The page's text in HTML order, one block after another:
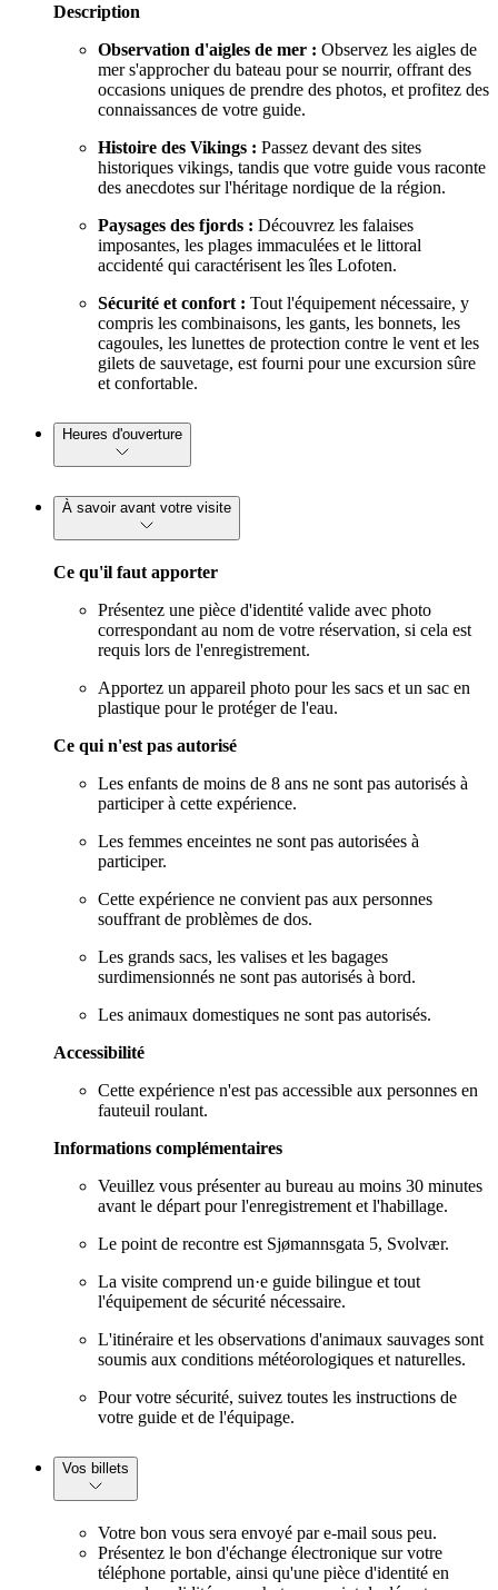
Description
Observation d'aigles de mer : Observez les aigles de
mer s'approcher du bateau pour se nourrir, offrant des
occasions uniques de prendre des photos, et profitez des
connaissances de votre guide.
Histoire des Vikings : Passez devant des sites
historiques vikings, tandis que votre guide vous raconte
des anecdotes sur l'héritage nordique de la région.
Paysages des fjords : Découvrez les falaises
imposantes, les plages immaculées et le littoral
accidenté qui caractérisent les îles Lofoten.
Sécurité et confort : Tout l'équipement nécessaire, y
compris les combinaisons, les gants, les bonnets, les
cagoules, les lunettes de protection contre le vent et les
gilets de sauvetage, est fourni pour une excursion sûre
et confortable.
Heures d'ouverture
À savoir avant votre visite
Ce qu'il faut apporter
Présentez une pièce d'identité valide avec photo
correspondant au nom de votre réservation, si cela est
requis lors de l'enregistrement.
Apportez un appareil photo pour les sacs et un sac en
plastique pour le protéger de l'eau.
Ce qui n'est pas autorisé
Les enfants de moins de 8 ans ne sont pas autorisés à
participer à cette expérience.
Les femmes enceintes ne sont pas autorisées à
participer.
Cette expérience ne convient pas aux personnes
souffrant de problèmes de dos.
Les grands sacs, les valises et les bagages
surdimensionnés ne sont pas autorisés à bord.
Les animaux domestiques ne sont pas autorisés.
Accessibilité
Cette expérience n'est pas accessible aux personnes en
fauteuil roulant.
Informations complémentaires
Veuillez vous présenter au bureau au moins 30 minutes
avant le départ pour l'enregistrement et l'habillage.
Le point de recontre est Sjømannsgata 5, Svolvær.
La visite comprend un·e guide bilingue et tout
l'équipement de sécurité nécessaire.
L'itinéraire et les observations d'animaux sauvages sont
soumis aux conditions météorologiques et naturelles.
Pour votre sécurité, suivez toutes les instructions de
votre guide et de l'équipage.
Vos billets
Votre bon vous sera envoyé par e-mail sous peu.
Présentez le bon d'échange électronique sur votre
téléphone portable, ainsi qu'une pièce d'identité en